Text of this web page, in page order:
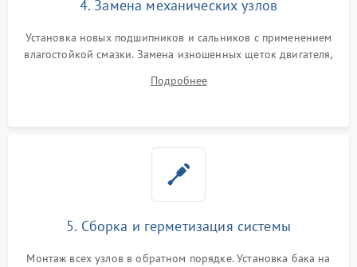
4. Замена механических узлов
Установка новых подшипников и сальников с применением
влагостойкой смазки. Замена изношенных щеток двигателя,
или поврежденной резиновой манжеты.
Подробнее
5. Сборка и герметизация системы
Монтаж всех узлов в обратном порядке. Установка бака на